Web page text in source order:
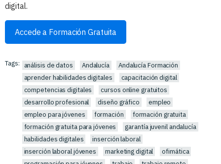
digital.
Accede a Formación Gratuita
Tags: análisis de datos Andalucía
Andalucía Formación
aprender habilidades digitales
capacitación digital
competencias digitales
cursos online gratuitos
desarrollo profesional
diseño gráfico
empleo
empleo para jóvenes
formación
formación gratuita
formación gratuita para jóvenes
garantía juvenil andalucía
habilidades digitales
inserción laboral
inserción laboral jóvenes
marketing digital
ofimática